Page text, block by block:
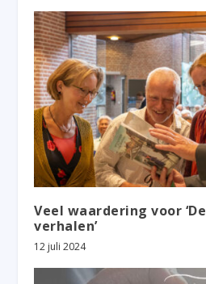
Veel waardering voor
verhalen’
12 juli 2024